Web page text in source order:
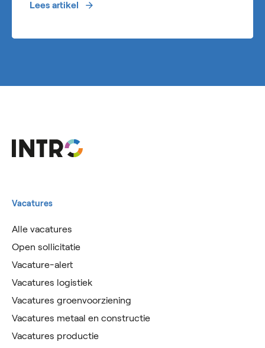
Lees artikel
Vacatures
Alle vacatures
Open sollicitatie
Vacature-alert
Vacatures logistiek
Vacatures groenvoorziening
Vacatures metaal en constructie
Vacatures productie